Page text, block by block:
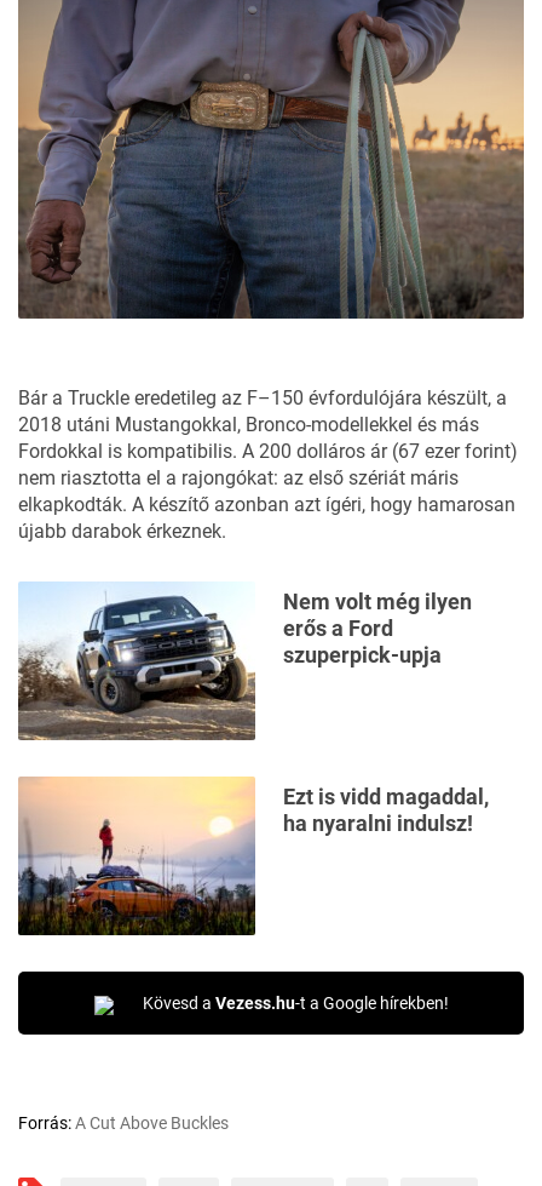
Bár a Truckle eredetileg az F–150 évfordulójára készült, a
2018 utáni Mustangokkal, Bronco-modellekkel és más
Fordokkal is kompatibilis. A 200 dolláros ár (67 ezer forint)
nem riasztotta el a rajongókat: az első szériát máris
elkapkodták. A készítő azonban azt ígéri, hogy hamarosan
újabb darabok érkeznek.
Nem volt még ilyen
erős a Ford
szuperpick-upja
Ezt is vidd magaddal,
ha nyaralni indulsz!
Kövesd a Vezess.hu-t a Google hírekben!
Forrás:A Cut Above Buckles